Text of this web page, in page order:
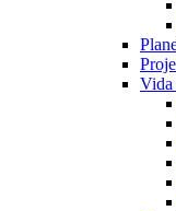
Vida